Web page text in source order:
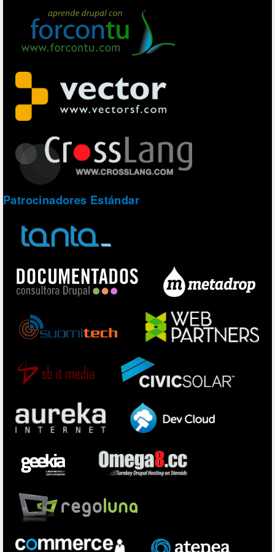
Patrocinadores Estándar